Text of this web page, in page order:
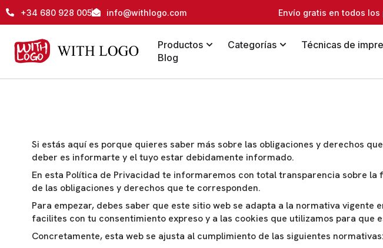
+34 680 928 005 info@withlogo.com Envío gratis en todos los
Productos Categorías Técnicas de
Blog
Si estás aquí es porque quieres saber más sobre las obligaciones y derechos
deber es informarte y el tuyo estar debidamente informado.
En esta Política de Privacidad te informaremos con total transparencia sobre
de las obligaciones y derechos que te corresponden.
Para empezar, debes saber que este sitio web se adapta a la normativa
facilites con tu consentimiento expreso y a las cookies que utilizamos para
Concretamente, esta web se ajusta al cumplimiento de las siguientes normativas: